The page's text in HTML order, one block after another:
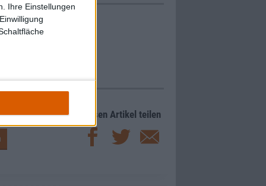
Ihre Einstellungen
Diesen Artikel teilen